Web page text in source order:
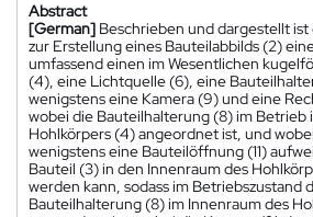
Abstract
[German] Beschrieben und dargestellt
zur Erstellung eines Bauteilabbilds (2)
umfassend einen im Wesentlichen
(4), eine Lichtquelle (6), eine
wenigstens eine Kamera (9) und eine
wobei die Bauteilhalterung (8) im Betrieb
Hohlkörpers (4) angeordnet ist, und
wenigstens eine Bauteilöffnung (11)
Bauteil (3) in den Innenraum des
werden kann, sodass im Betriebszustand
Bauteilhalterung (8) im Innenraum des